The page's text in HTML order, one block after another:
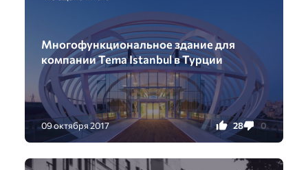
Многофункциональное здание для
компании Tema Istanbul в Турции
09 октября 2017 28 0